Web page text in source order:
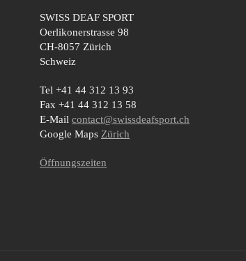
SWISS DEAF SPORT
Oerlikonerstrasse 98
CH-8057 Zürich
Schweiz
Tel +41 44 312 13 93
Fax +41 44 312 13 58
E-Mail contact@swissdeafsport.ch
Google Maps Zürich
Öffnungszeiten